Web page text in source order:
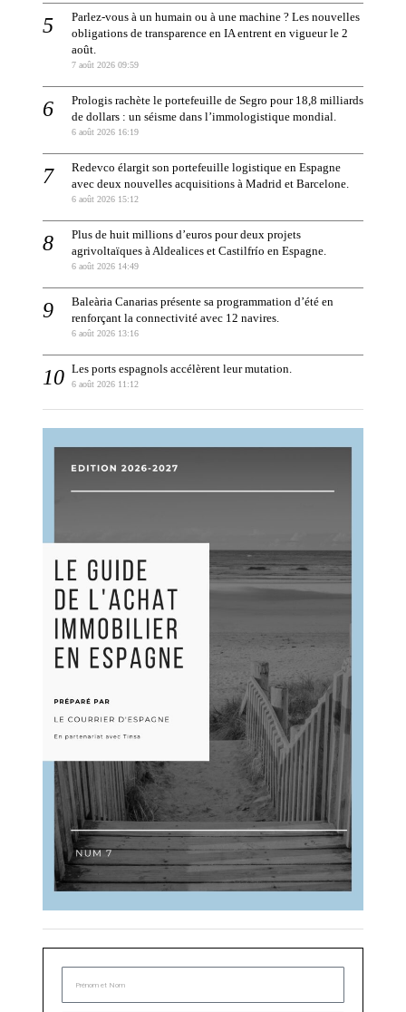
Parlez-vous à un humain ou à une machine ? Les nouvelles
obligations de transparence en IA entrent en vigueur le 2
août.
7 août 2026 09:59
Prologis rachète le portefeuille de Segro pour 18,8 milliards
de dollars : un séisme dans l’immologistique mondial.
6 août 2026 16:19
Redevco élargit son portefeuille logistique en Espagne
avec deux nouvelles acquisitions à Madrid et Barcelone.
6 août 2026 15:12
Plus de huit millions d’euros pour deux projets
agrivoltaïques à Aldealices et Castilfrío en Espagne.
6 août 2026 14:49
Baleària Canarias présente sa programmation d’été en
renforçant la connectivité avec 12 navires.
6 août 2026 13:16
Les ports espagnols accélèrent leur mutation.
6 août 2026 11:12